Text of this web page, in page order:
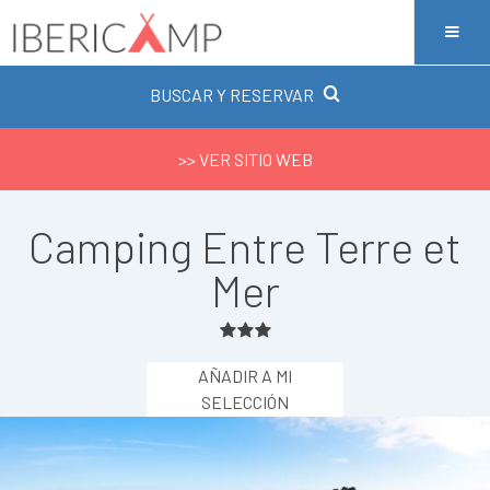
BUSCAR Y RESERVAR
>> VER SITIO WEB
Camping Entre Terre et
Mer
AÑADIR A MI
SELECCIÓN